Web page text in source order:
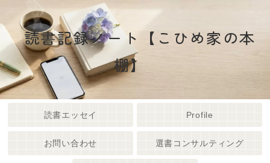
読書記録ノート【こひめ家の本
棚】
読書エッセイ Profile
お問い合わせ 選書コンサルティング